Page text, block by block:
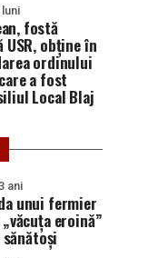
fostă
obține în
ordinului
a fost
Local Blaj
ani
unui fermier
eroină”